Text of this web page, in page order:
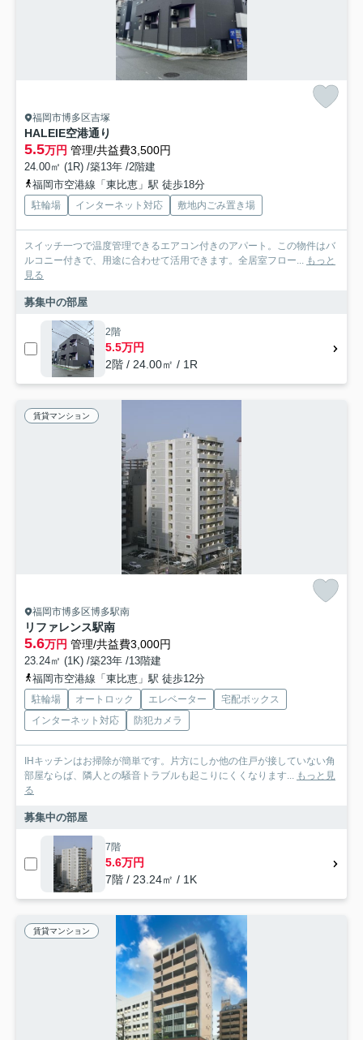
福岡市博多区吉塚
HALEIE空港通り
5.5万円 管理/共益費3,500円
24.00㎡ (1R) /築13年 /2階建
福岡市空港線「東比恵」駅 徒歩18分
駐輪場 インターネット対応 敷地内ごみ置き場
スイッチ一つで温度管理できるエアコン付きのアパート。この物件はバ
ルコニー付きで、用途に合わせて活用できます。全居室フロー... もっと
見る
募集中の部屋
2階
5.5万円
2階 / 24.00㎡ / 1R
賃貸マンション
福岡市博多区博多駅南
リファレンス駅南
5.6万円 管理/共益費3,000円
23.24㎡ (1K) /築23年 /13階建
福岡市空港線「東比恵」駅 徒歩12分
駐輪場 オートロック エレベーター
宅配ボックス
インターネット対応
防犯カメラ
IHキッチンはお掃除が簡単です。片方にしか他の住戸が接していない角
部屋ならば、隣人との騒音トラブルも起こりにくくなります... もっと見
る
募集中の部屋
7階
5.6万円
7階 / 23.24㎡ / 1K
賃貸マンション